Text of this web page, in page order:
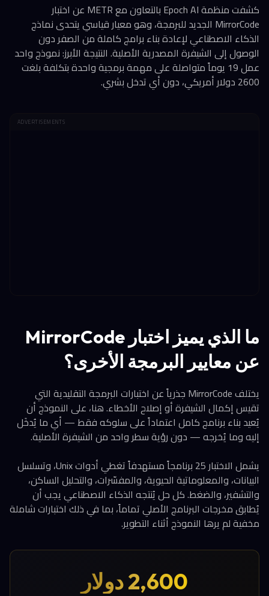
كشفت منظمة Epoch AI بالتعاون مع METR عن اختبار
MirrorCode الجديد للبرمجة، وهو معيار قياسي يتحدى نماذج
الذكاء الاصطناعي لإعادة بناء برامج كاملة من الصفر دون
الوصول إلى الشيفرة المصدرية الأصلية. النتيجة الأبرز: نموذج واحد
عمل 19 يوماً متواصلة على مهمة برمجية واحدة بتكلفة بلغت
2600 دولار أمريكي، دون أي تدخل بشري.
ADVERTISEMENTS
ما الذي يميز اختبار MirrorCode
عن معايير البرمجة الأخرى؟
يختلف MirrorCode جذرياً عن اختبارات البرمجة التقليدية التي
تقيس إكمال الشيفرة أو إصلاح الأخطاء. هنا، على النموذج أن
يُعيد بناء برنامج كامل اعتماداً على سلوكه فقط — أي ما يُدخَل
إليه وما يُخرجه — دون رؤية سطر واحد من الشيفرة الأصلية.
يشمل الاختبار 25 برنامجاً مستهدفاً تغطي أدوات Unix، وتسلسل
البيانات، والمعلوماتية الحيوية، والمفسّرات، والتحليل الساكن،
والتشفير، والضغط. كل حل يُنتجه الذكاء الاصطناعي يجب أن
يُطابق مخرجات البرنامج الأصلي تماماً، بما في ذلك اختبارات شاملة
مخفية لم يرها النموذج أثناء التطوير.
2,600 دولار